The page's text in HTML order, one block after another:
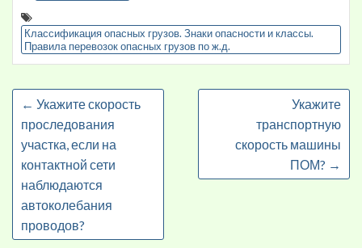
Классификация опасных грузов. Знаки опасности и классы.
Правила перевозок опасных грузов по ж.д.
← Укажите скорость
проследования
участка, если на
контактной сети
наблюдаются
автоколебания
проводов?
Укажите
транспортную
скорость машины
ПОМ? →